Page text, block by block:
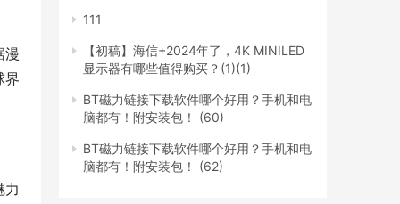
漫
界
力
111
【初稿】海信+2024年了，4K MINILED
显示器有哪些值得购买？(1)(1)
BT磁力链接下载软件哪个好用？手机和电
脑都有！附安装包！ (60)
BT磁力链接下载软件哪个好用？手机和电
脑都有！附安装包！ (62)